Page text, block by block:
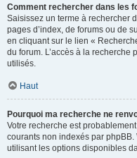
Comment rechercher dans les
Saisissez un terme à rechercher
pages d’index, de forums ou de
en cliquant sur le lien «
du forum. L’accès à la
utilisés.
Haut
Pourquoi ma recherche ne
Votre recherche est
courants non indexés par
utilisant les options disponibles